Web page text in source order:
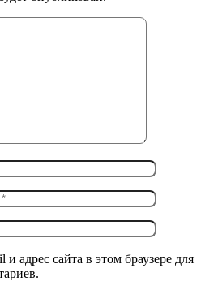
адрес сайта в этом браузере для